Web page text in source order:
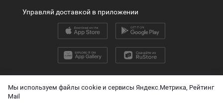
Мы используем файлы cookie и сервисы Яндекс.Метрика, Рейтинг
Mail
2026 © ООО «ПЭК»
Управляй доставкой в приложении